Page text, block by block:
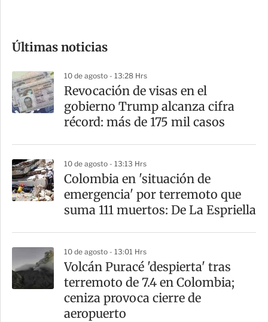
m
a
r
t
Últimas noticias
10 de agosto - 13:28 Hrs
Revocación de visas en el
gobierno Trump alcanza cifra
récord: más de 175 mil casos
10 de agosto - 13:13 Hrs
Colombia en 'situación de
emergencia' por terremoto que
suma 111 muertos: De La Espriella
10 de agosto - 13:01 Hrs
Volcán Puracé 'despierta' tras
terremoto de 7.4 en Colombia;
ceniza provoca cierre de
aeropuerto